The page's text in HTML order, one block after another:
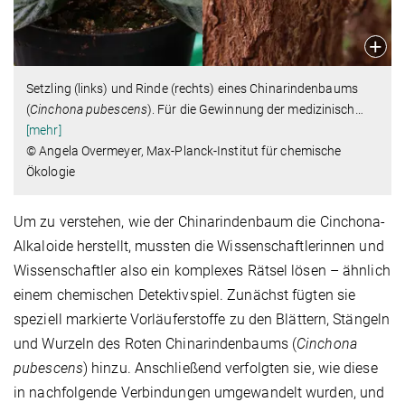
Setzling (links) und Rinde (rechts) eines Chinarindenbaums
(Cinchona pubescens). Für die Gewinnung der medizinisch
[mehr]
© Angela Overmeyer, Max-Planck-Institut für chemische
Ökologie
Um zu verstehen, wie der Chinarindenbaum die Cinchona-
Alkaloide herstellt, mussten die Wissenschaftlerinnen und
Wissenschaftler also ein komplexes Rätsel lösen – ähnlich
einem chemischen Detektivspiel. Zunächst fügten sie
speziell markierte Vorläuferstoffe zu den Blättern, Stängeln
und Wurzeln des Roten Chinarindenbaums (Cinchona
pubescens) hinzu. Anschließend verfolgten sie, wie diese
in nachfolgende Verbindungen umgewandelt wurden, und